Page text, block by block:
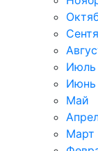
Июль
Июнь
Май
Март